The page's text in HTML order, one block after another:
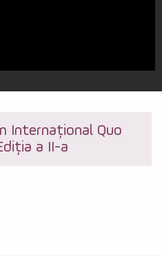
Internațional Quo
a II-a